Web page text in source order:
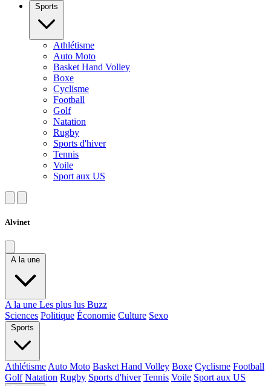
Sports
Athlétisme
Auto Moto
Basket Hand Volley
Boxe
Cyclisme
Football
Golf
Natation
Rugby
Sports d'hiver
Tennis
Voile
Sport aux US
Alvinet
A la une
A la une Les plus lus Buzz
Sciences Politique Économie Culture Sexo
Sports
Athlétisme Auto Moto Basket Hand Volley Boxe Cyclisme Football
Golf Natation Rugby Sports d'hiver Tennis Voile Sport aux US